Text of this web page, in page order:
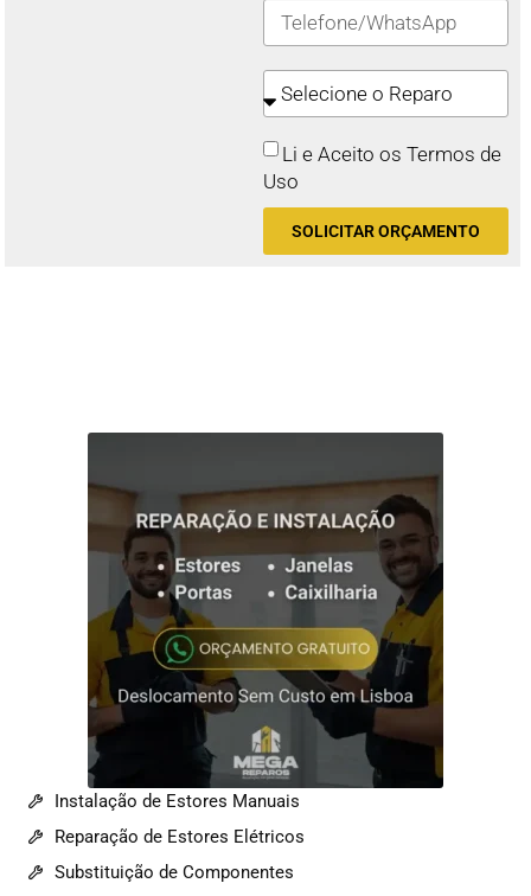
Li e Aceito os Termos de
Uso
SOLICITAR ORÇAMENTO
Instalação de Estores Manuais
Reparação de Estores Elétricos
Substituição de Componentes